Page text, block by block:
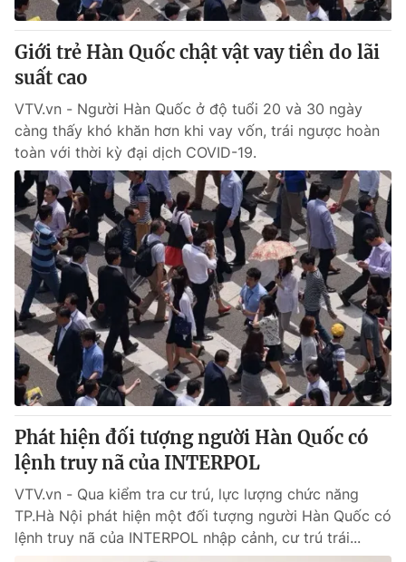
Giới trẻ Hàn Quốc chật vật vay tiền do lãi
suất cao
VTV.vn - Người Hàn Quốc ở độ tuổi 20 và 30 ngày
càng thấy khó khăn hơn khi vay vốn, trái ngược hoàn
toàn với thời kỳ đại dịch COVID-19.
Phát hiện đối tượng người Hàn Quốc có
lệnh truy nã của INTERPOL
VTV.vn - Qua kiểm tra cư trú, lực lượng chức năng
TP.Hà Nội phát hiện một đối tượng người Hàn Quốc có
lệnh truy nã của INTERPOL nhập cảnh, cư trú trái...